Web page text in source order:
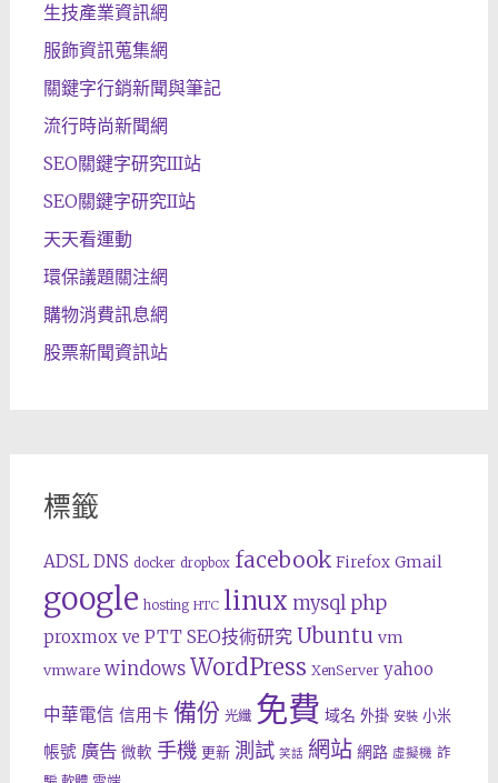
生技產業資訊網
服飾資訊蒐集網
關鍵字行銷新聞與筆記
流行時尚新聞網
SEO關鍵字研究III站
SEO關鍵字研究II站
天天看運動
環保議題關注網
購物消費訊息網
股票新聞資訊站
標籤
ADSL DNS docker dropbox facebook Firefox Gmail
google hosting HTC linux mysql php
proxmox ve PTT SEO技術研究 Ubuntu vm
vmware windows WordPress XenServer yahoo
中華電信 信用卡 備份 光纖 免費 域名 外掛 安裝 小米
帳號 廣告 微軟 手機 更新 測試 笑話 網站 網路 虛擬機 詐